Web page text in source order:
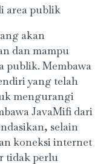
area publik
akan
dan mampu
publik. Membawa
yang telah
mengurangi
JavaMifi dari
selain
koneksi internet
tidak perlu